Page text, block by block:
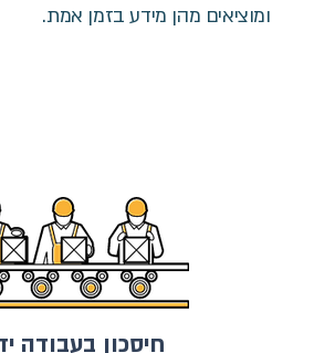
ומוציאים מהן מידע בזמן אמת.
חיסכון בעבודה